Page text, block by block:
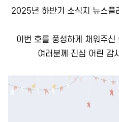
2025년 하반기 소식지 뉴스플
이번 호를 풍성하게 채워주
여러분께 진심 어린 감